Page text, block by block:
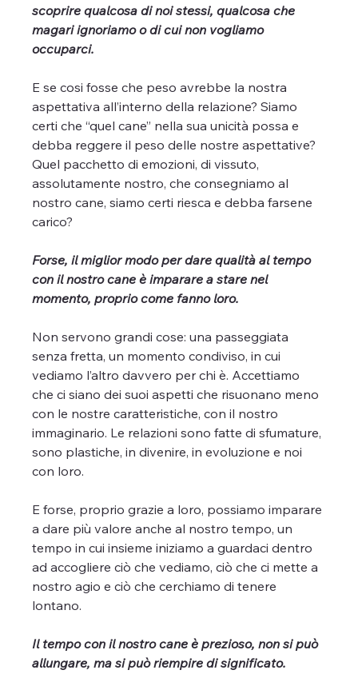
scoprire qualcosa di noi stessi, qualcosa che
magari ignoriamo o di cui non vogliamo
occuparci.
E se cosi fosse che peso avrebbe la nostra
aspettativa all’interno della relazione? Siamo
certi che “quel cane” nella sua unicità possa e
debba reggere il peso delle nostre aspettative?
Quel pacchetto di emozioni, di vissuto,
assolutamente nostro, che consegniamo al
nostro cane, siamo certi riesca e debba farsene
carico?
Forse, il miglior modo per dare qualità al tempo
con il nostro cane è imparare a stare nel
momento, proprio come fanno loro.
Non servono grandi cose: una passeggiata
senza fretta, un momento condiviso, in cui
vediamo l’altro davvero per chi è. Accettiamo
che ci siano dei suoi aspetti che risuonano meno
con le nostre caratteristiche, con il nostro
immaginario. Le relazioni sono fatte di sfumature,
sono plastiche, in divenire, in evoluzione e noi
con loro.
E forse, proprio grazie a loro, possiamo imparare
a dare più valore anche al nostro tempo, un
tempo in cui insieme iniziamo a guardaci dentro
ad accogliere ciò che vediamo, ciò che ci mette a
nostro agio e ciò che cerchiamo di tenere
lontano.
Il tempo con il nostro cane è prezioso, non si può
allungare, ma si può riempire di significato.